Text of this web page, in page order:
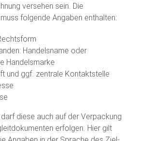
versehen sein. Die
folgende Angaben enthalten:
Handelsname oder
Handelsmarke
und ggf. zentrale Kontaktstelle
diese auch auf der Verpackung
erfolgen. Hier gilt